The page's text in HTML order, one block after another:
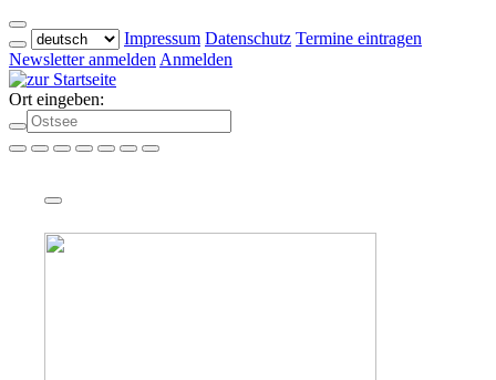
Impressum Datenschutz Termine eintragen
Newsletter anmelden Anmelden
Ort eingeben: